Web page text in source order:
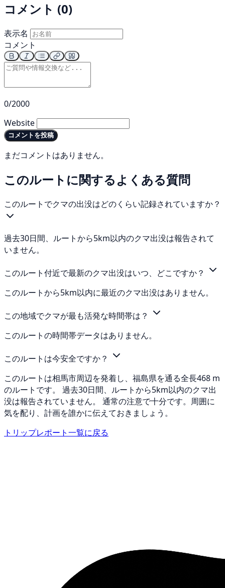
コメント (0)
表示名
コメント
0/2000
Website
コメントを投稿
まだコメントはありません。
このルートに関するよくある質問
このルートでクマの出没はどのくらい記録されていますか？
過去30日間、ルートから5km以内のクマ出没は報告されて
いません。
このルート付近で最新のクマ出没はいつ、どこですか？
このルートから5km以内に最近のクマ出没はありません。
この地域でクマが最も活発な時間帯は？
このルートの時間帯データはありません。
このルートは今安全ですか？
このルートは相馬市周辺を発着し、福島県を通る全長468 m
のルートです。 過去30日間、ルートから5km以内のクマ出
没は報告されていません。 通常の注意で十分です。周囲に
気を配り、計画を誰かに伝えておきましょう。
トリップレポート一覧に戻る